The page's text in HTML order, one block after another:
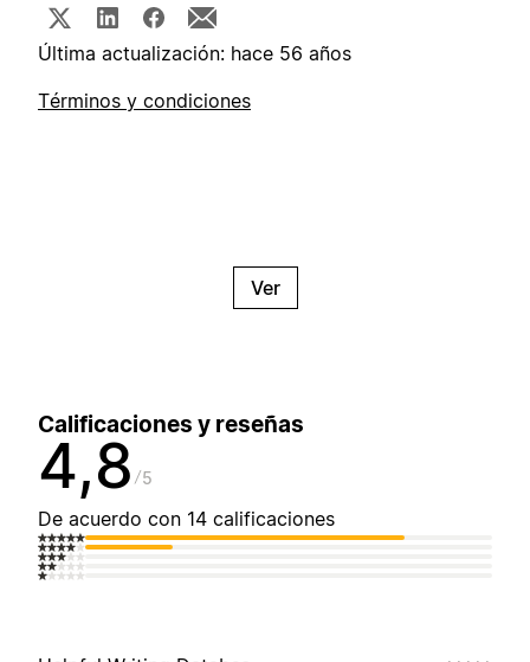
Última actualización: hace 56 años
Términos y condiciones
Ver
Calificaciones y reseñas
4,8 5
De acuerdo con 14 calificaciones